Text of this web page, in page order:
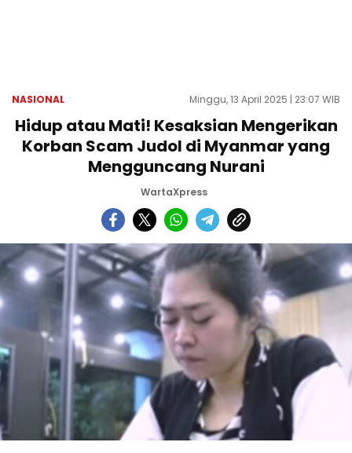
NASIONAL Minggu, 13 April 2025 | 23:07 WIB
Hidup atau Mati! Kesaksian Mengerikan
Korban Scam Judol di Myanmar yang
Mengguncang Nurani
WartaXpress